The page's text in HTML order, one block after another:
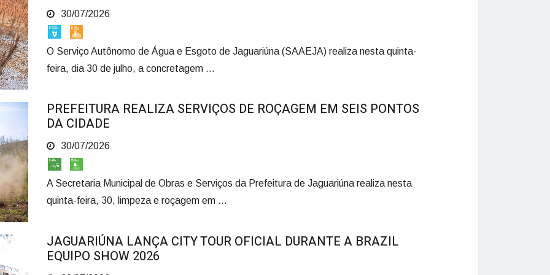
30/07/2026
O Serviço Autônomo de Água e Esgoto de Jaguariúna (SAAEJA) realiza nesta quinta-
feira, dia 30 de julho, a concretagem ...
PREFEITURA REALIZA SERVIÇOS DE ROÇAGEM EM SEIS PONTOS
DA CIDADE
30/07/2026
A Secretaria Municipal de Obras e Serviços da Prefeitura de Jaguariúna realiza nesta
quinta-feira, 30, limpeza e roçagem em ...
JAGUARIÚNA LANÇA CITY TOUR OFICIAL DURANTE A BRAZIL
EQUIPO SHOW 2026